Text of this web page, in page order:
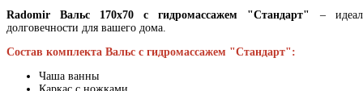
Radomir Вальс 170x70 с гидромассажем "Стандарт" –
долговечности для вашего дома.
Состав комплекта Вальс с гидромассажем "Стандарт":
Чаша ванны